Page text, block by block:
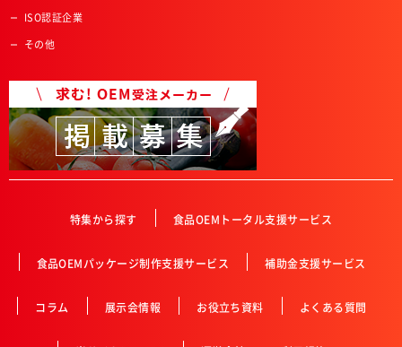
ISO認証企業
その他
特集から探す 食品OEMトータル支援サービス
食品OEMパッケージ制作支援サービス 補助金支援サービス
コラム 展示会情報 お役立ち資料 よくある質問